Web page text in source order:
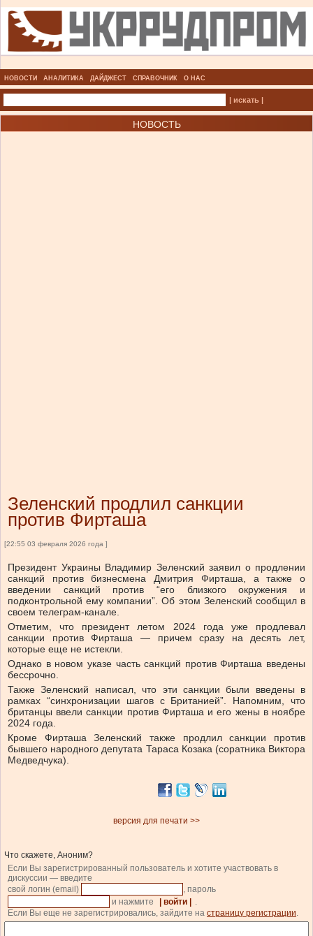
НОВОСТИ АНАЛИТИКА ДАЙДЖЕСТ СПРАВОЧНИК О НАС
| искать |
НОВОСТЬ
Зеленский продлил санкции
против Фирташа
[22:55 03 февраля 2026 года ]
Президент Украины Владимир Зеленский заявил о продлении
санкций против бизнесмена Дмитрия Фирташа, а также о
введении санкций против “его близкого окружения и
подконтрольной ему компании”. Об этом Зеленский сообщил в
своем телеграм-канале.
Отметим, что президент летом 2024 года уже продлевал
санкции против Фирташа — причем сразу на десять лет,
которые еще не истекли.
Однако в новом указе часть санкций против Фирташа введены
бессрочно.
Также Зеленский написал, что эти санкции были введены в
рамках “синхронизации шагов с Британией”. Напомним, что
британцы ввели санкции против Фирташа и его жены в ноябре
2024 года.
Кроме Фирташа Зеленский также продлил санкции против
бывшего народного депутата Тараса Козака (соратника Виктора
Медведчука).
версия для печати >>
Что скажете, Аноним?
Если Вы зарегистрированный пользователь и хотите участвовать в
дискуссии — введите
свой логин (email)
, пароль
и нажмите
| войти |
.
Если Вы еще не зарегистрировались, зайдите на страницу регистрации.